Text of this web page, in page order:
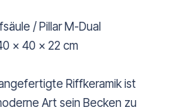
/ Pillar M-Dual
x 40 x 22 cm
Riffkeramik ist
Art sein Becken zu